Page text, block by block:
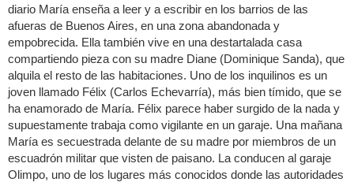
diario María enseña a leer y a escribir en los barrios de las
afueras de Buenos Aires, en una zona abandonada y
empobrecida. Ella también vive en una destartalada casa
compartiendo pieza con su madre Diane (Dominique Sanda), que
alquila el resto de las habitaciones. Uno de los inquilinos es un
joven llamado Félix (Carlos Echevarría), más bien tímido, que se
ha enamorado de María. Félix parece haber surgido de la nada y
supuestamente trabaja como vigilante en un garaje. Una mañana
María es secuestrada delante de su madre por miembros de un
escuadrón militar que visten de paisano. La conducen al garaje
Olimpo, uno de los lugares más conocidos donde las autoridades